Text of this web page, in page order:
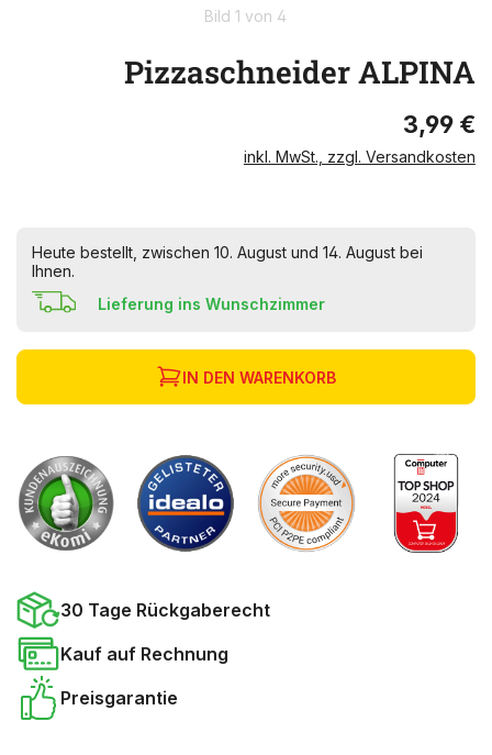
Bild 1 von 4
Pizzaschneider ALPINA
3,99 €
inkl. MwSt., zzgl. Versandkosten
Heute bestellt, zwischen 10. August und 14. August bei
Ihnen.
Lieferung ins Wunschzimmer
IN DEN WARENKORB
30 Tage Rückgaberecht
Kauf auf Rechnung
Preisgarantie